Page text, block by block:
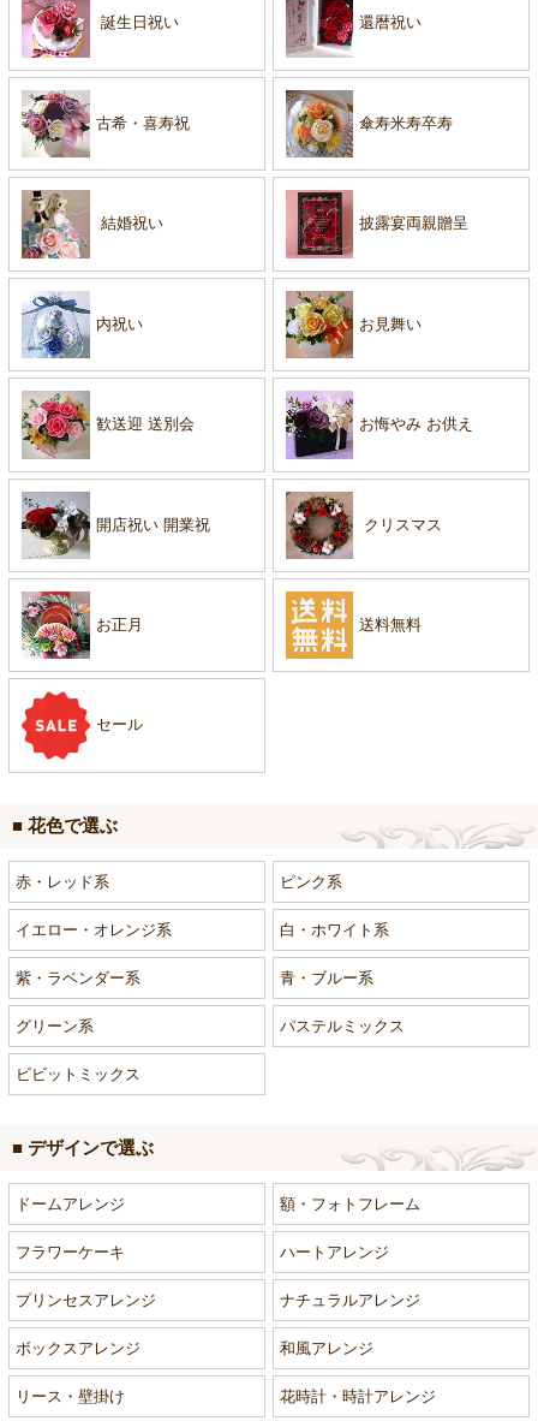
誕生日祝い 還暦祝い
古希・喜寿祝 傘寿米寿卒寿
結婚祝い 披露宴両親贈呈
内祝い お見舞い
歓送迎 送別会 お悔やみ お供え
開店祝い 開業祝 クリスマス
お正月 送料無料
セール
■ 花色で選ぶ
赤・レッド系 ピンク系
イエロー・オレンジ系 白・ホワイト系
紫・ラベンダー系 青・ブルー系
グリーン系 パステルミックス
ビビットミックス
■ デザインで選ぶ
ドームアレンジ 額・フォトフレーム
フラワーケーキ ハートアレンジ
プリンセスアレンジ ナチュラルアレンジ
ボックスアレンジ 和風アレンジ
リース・壁掛け 花時計・時計アレンジ